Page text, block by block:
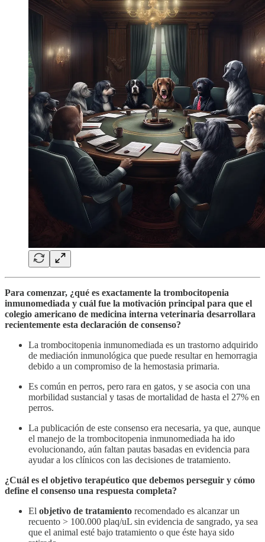
Para comenzar, ¿qué es exactamente la trombocitopenia
inmunomediada y cuál fue la motivación principal para que el
colegio americano de medicina interna veterinaria desarrollara
recientemente esta declaración de consenso?
La trombocitopenia inmunomediada es un trastorno adquirido
de mediación inmunológica que puede resultar en hemorragia
debido a un compromiso de la hemostasia primaria.
Es común en perros, pero rara en gatos, y se asocia con una
morbilidad sustancial y tasas de mortalidad de hasta el 27% en
perros.
La publicación de este consenso era necesaria, ya que, aunque
el manejo de la trombocitopenia inmunomediada ha ido
evolucionando, aún faltan pautas basadas en evidencia para
ayudar a los clínicos con las decisiones de tratamiento.
¿Cuál es el objetivo terapéutico que debemos perseguir y cómo
define el consenso una respuesta completa?
El objetivo de tratamiento recomendado es alcanzar un
recuento > 100.000 plaq/uL sin evidencia de sangrado, ya sea
que el animal esté bajo tratamiento o que éste haya sido